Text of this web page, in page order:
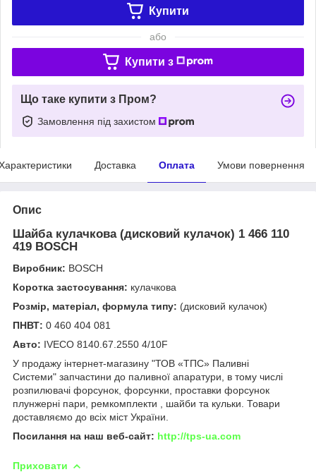
Купити
або
Купити з
Що таке купити з Пром?
Замовлення під захистом
Доставка Оплата Умови повернення
Опис
Шайба кулачкова (дисковий кулачок) 1 466 110
419 BOSCH
Виробник: BOSCH
Коротка застосування: кулачкова
Розмір, матеріал, формула типу: (дисковий кулачок)
ПНВТ: 0 460 404 081
Авто: IVECO 8140.67.2550 4/10F
У продажу інтернет-магазину "ТОВ «ТПС» Паливні
Системи" запчастини до паливної апаратури, в тому числі
розпилювачі форсунок, форсунки, проставки форсунок
плунжерні пари, ремкомплекти , шайби та кульки. Товари
доставляємо до всіх міст України.
Посилання на наш веб-сайт: http://tps-ua.com
Приховати